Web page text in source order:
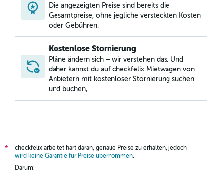
Die angezeigten Preise sind bereits die
Gesamtpreise, ohne jegliche versteckten Kosten
oder Gebühren.
Kostenlose Stornierung
Pläne ändern sich – wir verstehen das. Und
daher kannst du auf checkfelix Mietwagen von
Anbietern mit kostenloser Stornierung suchen
und buchen,
*
checkfelix arbeitet hart daran, genaue Preise zu erhalten, jedoch
wird keine Garantie für Preise übernommen.
Darum: